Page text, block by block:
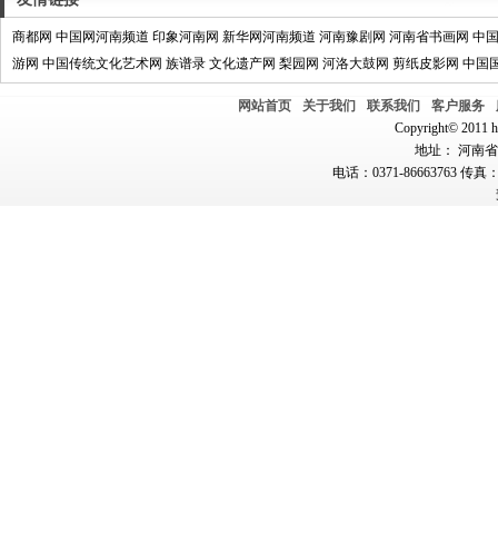
商都网 中国网河南频道 印象河南网 新华网河南频道 河南豫剧网 河南省书画网 中
游网 中国传统文化艺术网 族谱录 文化遗产网 梨园网 河洛大鼓网 剪纸皮影网 中国
网站首页 关于我们 联系我们 客户服务
Copyright© 2011
地址： 河南
电话：0371-86663763 传真